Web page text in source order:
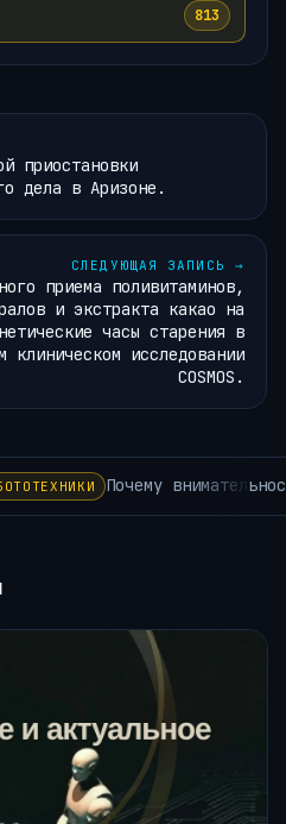
813
приостановки
дела в Аризоне.
СЛЕДУЮЩАЯ ЗАПИСЬ →
приема поливитаминов,
и экстракта какао на
часы старения в
клиническом исследовании
COSMOS.
Почему внимательность